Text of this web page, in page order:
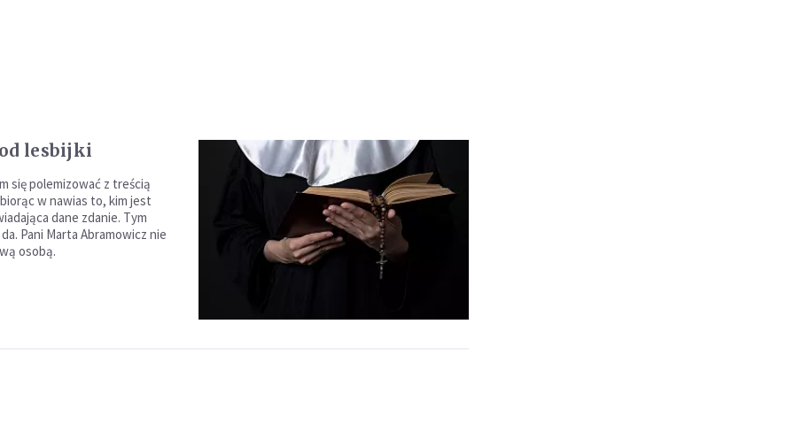
lesbijki
się polemizować z treścią
w nawias to, kim jest
dane zdanie. Tym
Pani Marta Abramowicz nie
osobą.